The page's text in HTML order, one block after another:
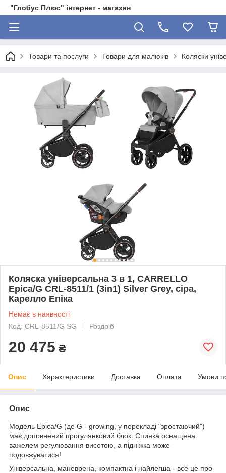
"Глобус Плюс" інтернет - магазин
Товари та послуги Товари для малюків Коляски
Коляска універсальна 3 в 1, CARRELLO
Epica/G CRL-8511/1 (3in1) Silver Grey, сіра,
Карелло Епіка
Немає в наявності
Код: CRL-8511/G SG
Роздріб
20 475 ₴
Опис Характеристики Доставка Оплата Умови
Опис
Модель Epica/G (де G - growing, у перекладі "зростаючий")
має доповнений прогулянковий блок. Спинка оснащена
важелем регулювання висотою, а підніжка може
подовжуватися!
Універсальна, маневрена, компактна і найлегша - все це про